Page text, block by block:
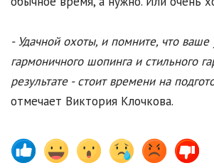
- Удачной охоты, и помните, что ваше
гармоничного шопинга и стильного
результате - стоит времени на
отмечает Виктория Клочкова.